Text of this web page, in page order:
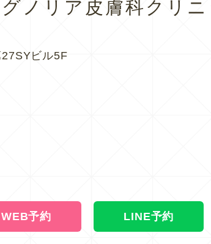
ノリア皮膚科クリ
ビル5F
WEB予約 LINE予約